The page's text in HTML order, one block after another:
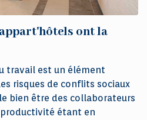
ont la
travail est un élément
risques de conflits sociaux
bien être des collaborateurs
étant en